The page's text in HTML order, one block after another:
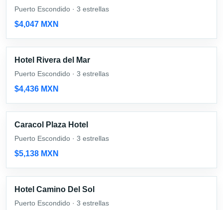
Puerto Escondido · 3 estrellas
$4,047 MXN
Hotel Rivera del Mar
Puerto Escondido · 3 estrellas
$4,436 MXN
Caracol Plaza Hotel
Puerto Escondido · 3 estrellas
$5,138 MXN
Hotel Camino Del Sol
Puerto Escondido · 3 estrellas